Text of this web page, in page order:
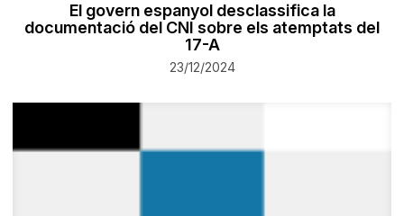
El govern espanyol desclassifica la
documentació del CNI sobre els atemptats del
17-A
23/12/2024